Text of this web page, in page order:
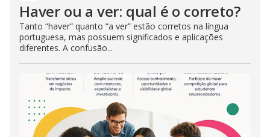
Haver ou a ver: qual é o correto?
Tanto “haver” quanto “a ver” estão corretos na língua
portuguesa, mas possuem significados e aplicações
diferentes. A confusão...